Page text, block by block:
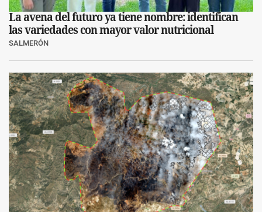
La avena del futuro ya tiene nombre: identifican
las variedades con mayor valor nutricional
SALMERÓN